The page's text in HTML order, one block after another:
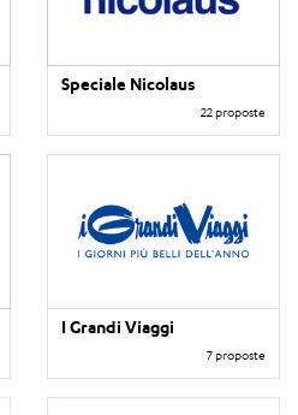
Speciale Nicolaus
22 proposte
I Grandi Viaggi
7 proposte